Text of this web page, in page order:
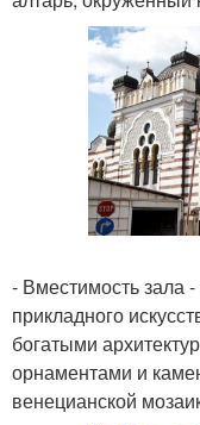
- Вместимость зала
прикладного
богатыми
орнаментами и
венецианской